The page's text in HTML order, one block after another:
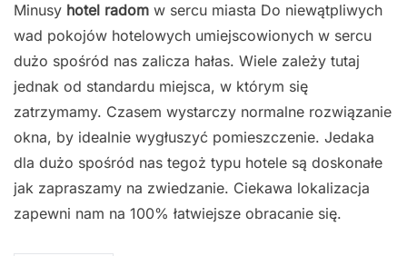
Minusy hotel radom w sercu miasta Do niewątpliwych
wad pokojów hotelowych umiejscowionych w sercu
dużo spośród nas zalicza hałas. Wiele zależy tutaj
jednak od standardu miejsca, w którym się
zatrzymamy. Czasem wystarczy normalne rozwiązanie
okna, by idealnie wygłuszyć pomieszczenie. Jedaka
dla dużo spośród nas tegoż typu hotele są doskonałe
jak zapraszamy na zwiedzanie. Ciekawa lokalizacja
zapewni nam na 100% łatwiejsze obracanie się.